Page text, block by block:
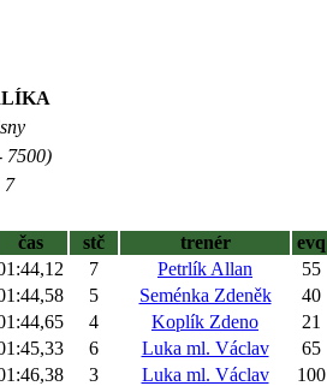
7500)
7
čas stč trenér
evq
7 Petrlík Allan
55
5 Seménka Zdeněk
40
4 Koplík Zdeno
21
6 Luka ml. Václav
65
3 Luka ml. Václav
100